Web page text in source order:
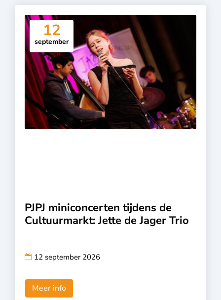
12
september
PJPJ miniconcerten tijdens de
Cultuurmarkt: Jette de Jager Trio
12 september 2026
Meer info